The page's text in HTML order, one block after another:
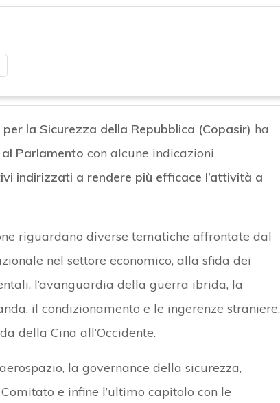
la Sicurezza della Repubblica (Copasir) ha
Parlamento con alcune indicazioni
indirizzati a rendere più efficace l’attività a
riguardano diverse tematiche affrontate dal
nel settore economico, alla sfida dei
l’avanguardia della guerra ibrida, la
il condizionamento e le ingerenze straniere,
della Cina all’Occidente.
la governance della sicurezza,
e infine l’ultimo capitolo con le